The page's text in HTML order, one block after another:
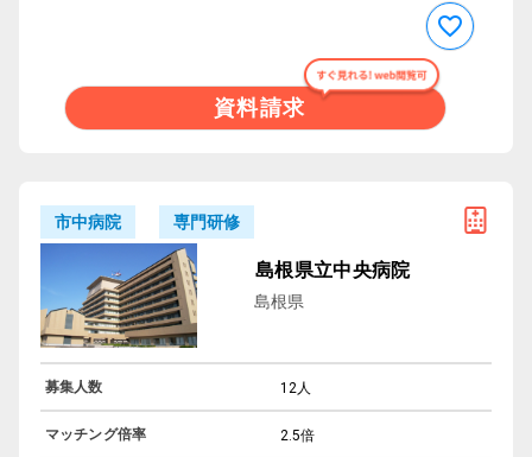
資料請求
市中病院 専門研修
島根県立中央病院
島根県
募集人数 12人
マッチング倍率 2.5倍